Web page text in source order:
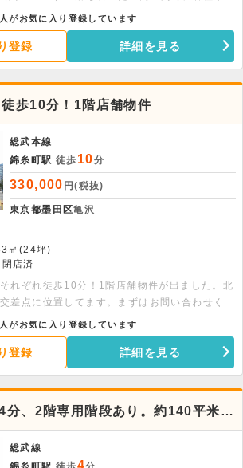
ます。お気軽にお問い合わせください。
人がお気に入り登録しています
登録 詳細を見る
歩10分！1階店舗物件
総武本線
錦糸町駅 徒歩 10分
330,000 円(税抜)
東京都墨田区亀沢
㎡(24坪)
店済
れぞれ徒歩10分！1階店舗物件が出ました。北
差点に位置してます。まずはお問い合わせくだ
人がお気に入り登録しています
登録 詳細を見る
分、2階専用階段あり。約140平米の
総武線
4